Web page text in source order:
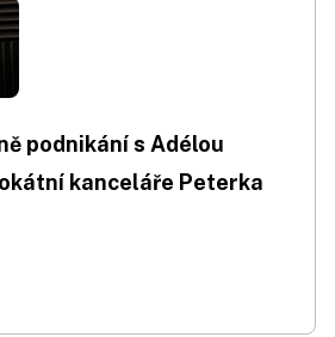
podnikání s Adélou
kanceláře Peterka